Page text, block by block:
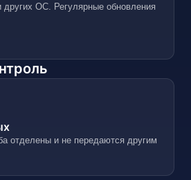
других ОС. Регулярные обновления
отделены и не передаются другим